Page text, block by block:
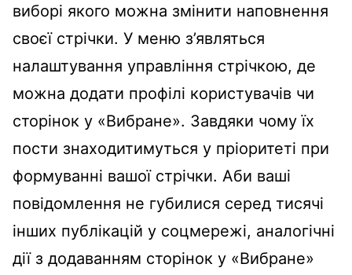
виборі якого можна змінити наповнення
своєї стрічки. У меню з’являться
налаштування управління стрічкою, де
можна додати профілі користувачів чи
сторінок у «Вибране». Завдяки чому їх
пости знаходитимуться у пріоритеті при
формуванні вашої стрічки. Аби ваші
повідомлення не губилися серед тисячі
інших публікацій у соцмережі, аналогічні
дії з додаванням сторінок у «Вибране»